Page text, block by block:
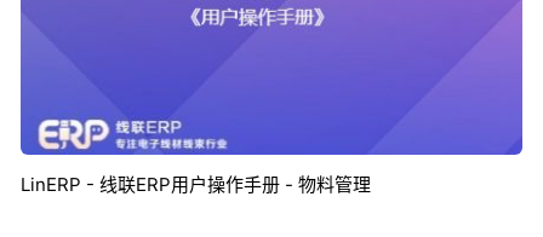
LinERP - 线联ERP用户操作手册 - 物料管理